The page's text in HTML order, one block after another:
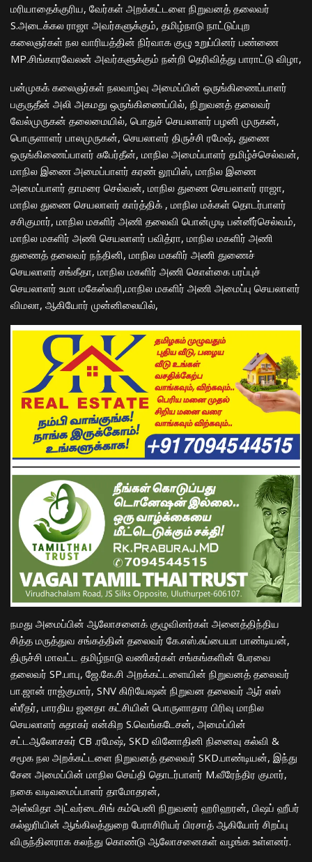
மரியாதைக்குரிய, வேர்கள் அறக்கட்டளை நிறுவனத் தலைவர்
S.அடைக்கல ராஜா அவர்களுக்கும், தமிழ்நாடு நாட்டுப்புற
கலைஞர்கள் நல வாரியத்தின் நிர்வாக குழு உறுப்பினர் பண்ணை
MP.சிங்காரவேலன் அவர்களுக்கும் நன்றி தெரிவித்து பாராட்டு விழா,
பன்முகக் கலைஞர்கள் நலவாழ்வு அமைப்பின் ஒருங்கிணைப்பாளர்
பகுருதீன் அலி அகமது ஒருங்கிணைப்பில், நிறுவனத் தலைவர்
வேல்முருகன் தலைமையில், பொதுச் செயலாளர் பழனி முருகன்,
பொருளாளர் பாலமுருகன், செயலாளர் திருச்சி ரமேஷ், துணை
ஒருங்கிணைப்பாளர் சுபேர்தீன், மாநில அமைப்பாளர் தமிழ்ச்செல்வன்,
மாநில இணை அமைப்பாளர் கரண் லூயிஸ், மாநில இணை
அமைப்பாளர் தாமரை செல்வன், மாநில துணை செயலாளர் ராஜா,
மாநில துணை செயலாளர் கார்த்திக் , மாநில மக்கள் தொடர்பாளர்
சசிகுமார், மாநில மகளிர் அணி தலைவி பொன்முடி பன்னீர்செல்வம்,
மாநில மகளிர் அணி செயலாளர் பவித்ரா, மாநில மகளிர் அணி
துணைத் தலைவர் நந்தினி, மாநில மகளிர் அணி துணைச்
செயலாளர் சங்கீதா, மாநில மகளிர் அணி கொள்கை பரப்புச்
செயலாளர் உமா மகேஸ்வரி,மாநில மகளிர் அணி அமைப்பு செயலாளர்
விமலா, ஆகியோர் முன்னிலையில்,
நமது அமைப்பின் ஆலோசனைக் குழுவினர்கள் அனைத்திந்திய
சித்த மருத்துவ சங்கத்தின் தலைவர் கே.எஸ்.சுப்பையா பாண்டியன்,
திருச்சி மாவட்ட தமிழ்நாடு வணிகர்கள் சங்கங்களின் பேரவை
தலைவர் SP.பாபு, ஜே.கே.சி அறக்கட்டளையின் நிறுவனத் தலைவர்
பா.ஜான் ராஜ்குமார், SNV கிரியேஷன் நிறுவன தலைவர் ஆர் எஸ்
ஸ்ரீதர், பாரதிய ஜனதா கட்சியின் பொருளாதார பிரிவு மாநில
செயலாளர் சுதாகர் என்கிற S.வெங்கடேசன், அமைப்பின்
சட்டஆலோசகர் CB .ரமேஷ், SKD வினோதினி நினைவு கல்வி &
சமூக நல அறக்கட்டளை நிறுவனத் தலைவர் SKD.பாண்டியன், இந்து
சேன அமைப்பின் மாநில செய்தி தொடர்பாளர் M.வீரேந்திர குமார்,
நகை வடிவமைப்பாளர் தாமோதரன்,
அஸ்விதா அட்வர்டைசிங் கம்பெனி நிறுவனர் ஹரிஹரன், பிஷப் ஹீபர்
கல்லுரியின் ஆங்கிலத்துறை பேராசிரியர் பிரசாத் ஆகியோர் சிறப்பு
விருந்தினராக கலந்து கொண்டு ஆலோசனைகள் வழங்க உள்ளனர்.